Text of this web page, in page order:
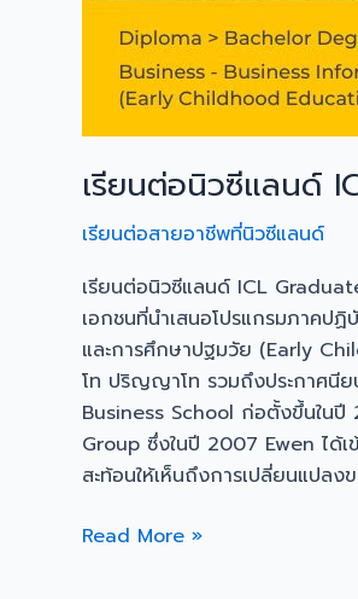
เรียนต่อนิวซีแลนด์
เรียนต่อสายอาชีพที่นิวซีแลนด์
เรียนต่อนิวซีแลนด์ ICL
เอกชนที่นำเสนอโปรแกรมภาคป
และการศึกษาปฐมวัย (Early
โท ปริญญาโท รวมถึงประกาศนี
Business School ก่อตั้งขึ้นใน
Group ซึ่งในปี 2007 Ewen ได้
สะท้อนให้เห็นถึงการเปลี่ยนแปล
Read More »